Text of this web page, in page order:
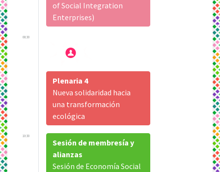
of Social Integration
Enterprises)
08:30
Plenaria 4
Nueva solidaridad hacia
una transformación
ecológica
10:30
Sesión de membresía y
alianzas
Sesión de Economía Social